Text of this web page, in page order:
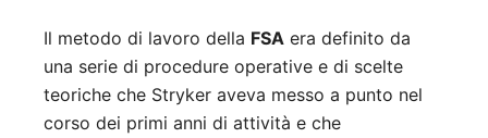
Il metodo di lavoro della FSA era definito da
una serie di procedure operative e di scelte
teoriche che Stryker aveva messo a punto nel
corso dei primi anni di attività e che